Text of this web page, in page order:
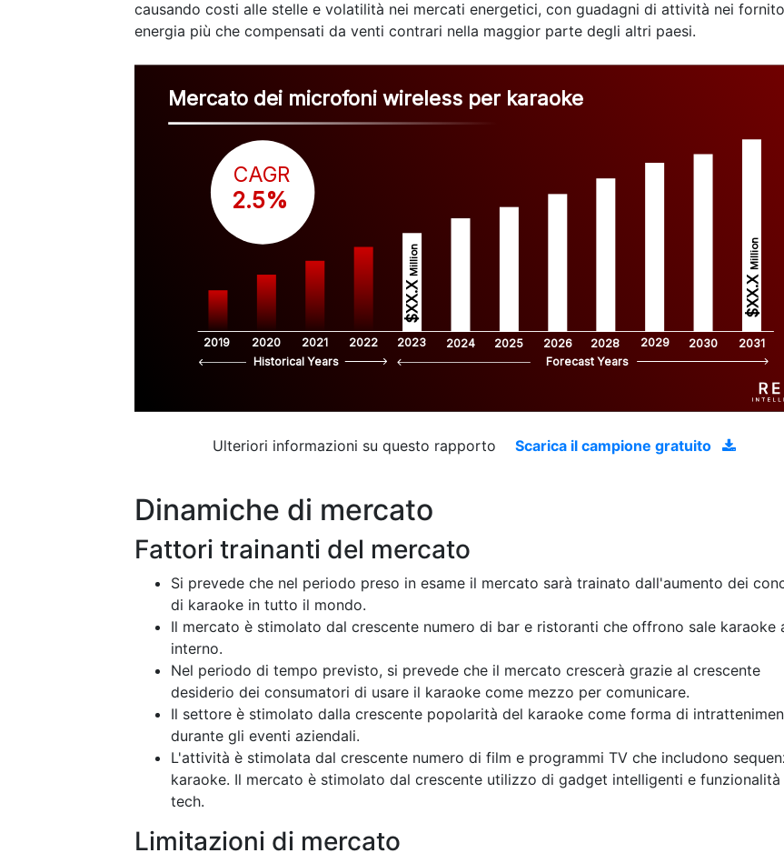
causando costi alle stelle e volatilità nei mercati energetici, con guadagni di attività nei
energia più che compensati da venti contrari nella maggior parte degli altri paesi.
Mercato dei microfoni wireless per karaoke
2019 2020 2021 2022 2023 2024 2025 2026 2028 2029 2030 2031
$XX.X
Million
$XX.X
Million
CAGR
2.5%
Historical Years Forecast Years
Ulteriori informazioni su questo rapporto Scarica il campione gratuito
Dinamiche di mercato
Fattori trainanti del mercato
Si prevede che nel periodo preso in esame il mercato sarà trainato dall'aumento dei
di karaoke in tutto il mondo.
Il mercato è stimolato dal crescente numero di bar e ristoranti che offrono sale karaoke
interno.
Nel periodo di tempo previsto, si prevede che il mercato crescerà grazie al crescente
desiderio dei consumatori di usare il karaoke come mezzo per comunicare.
Il settore è stimolato dalla crescente popolarità del karaoke come forma di
durante gli eventi aziendali.
L'attività è stimolata dal crescente numero di film e programmi TV che includono
karaoke. Il mercato è stimolato dal crescente utilizzo di gadget intelligenti e
tech.
Limitazioni di mercato